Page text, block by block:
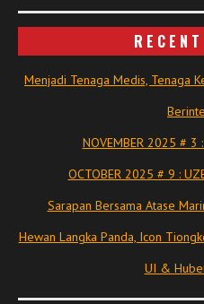
Menjadi Tenaga Medis, Tenaga
NOVEMBER 2025 # 3 :
OCTOBER 2025 # 9 :
Sarapan Bersama Atase
Hewan Langka Panda, Icon
UI &